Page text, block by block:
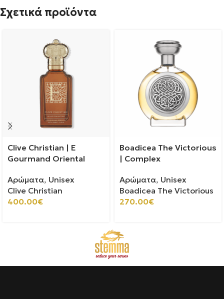
Σχετικά προϊόντα
Clive Christian | E
Gourmand Oriental
Αρώματα, Unisex
Clive Christian
400.00€
Boadicea The Victorious
| Complex
Αρώματα, Unisex
Boadicea The Victorious
270.00€